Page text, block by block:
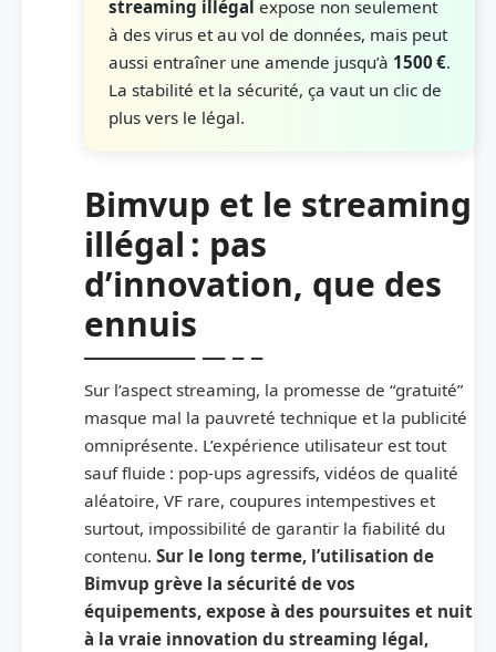
streaming illégal expose non seulement
à des virus et au vol de données, mais peut
aussi entraîner une amende jusqu’à 1500 €.
La stabilité et la sécurité, ça vaut un clic de
plus vers le légal.
Bimvup et le streaming
illégal : pas
d’innovation, que des
ennuis
Sur l’aspect streaming, la promesse de “gratuité”
masque mal la pauvreté technique et la publicité
omniprésente. L’expérience utilisateur est tout
sauf fluide : pop-ups agressifs, vidéos de qualité
aléatoire, VF rare, coupures intempestives et
surtout, impossibilité de garantir la fiabilité du
contenu. Sur le long terme, l’utilisation de
Bimvup grève la sécurité de vos
équipements, expose à des poursuites et nuit
à la vraie innovation du streaming légal,